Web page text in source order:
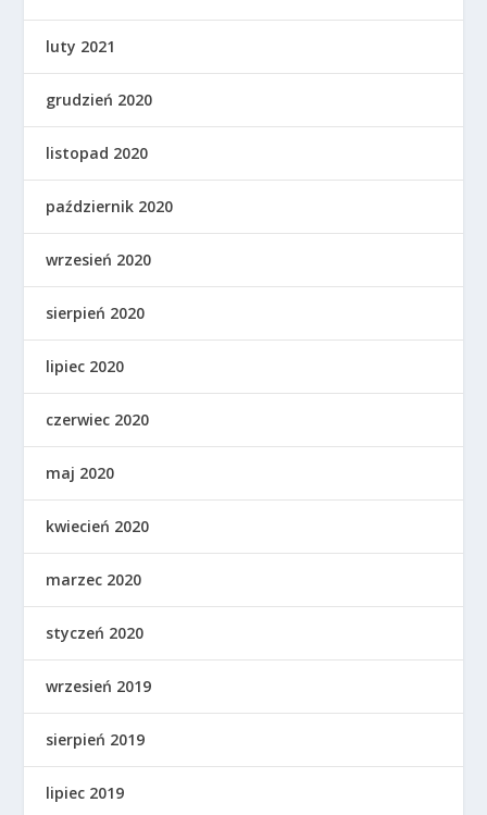
luty 2021
grudzień 2020
listopad 2020
październik 2020
wrzesień 2020
sierpień 2020
lipiec 2020
czerwiec 2020
maj 2020
kwiecień 2020
marzec 2020
styczeń 2020
wrzesień 2019
sierpień 2019
lipiec 2019